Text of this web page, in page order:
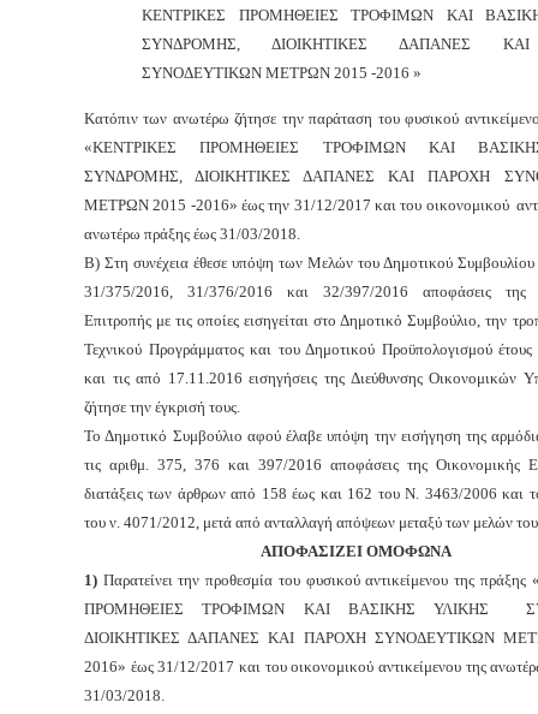
ΚΕΝΤΡΙΚΕΣ ΠΡΟΜΗΘΕΙΕΣ ΤΡΟΦΙΜΩΝ ΚΑΙ
ΣΥΝΔΡΟΜΗΣ, ΔΙΟΙΚΗΤΙΚΕΣ ΔΑΠΑΝΕΣ
ΣΥΝΟΔΕΥΤΙΚΩΝ ΜΕΤΡΩΝ 2015 -2016 »
Κατόπιν των ανωτέρω ζήτησε την παράταση τουφυσικού
«ΚΕΝΤΡΙΚΕΣ ΠΡΟΜΗΘΕΙΕΣ ΤΡΟΦΙΜΩΝ ΚΑΙ
ΣΥΝΔΡΟΜΗΣ, ΔΙΟΙΚΗΤΙΚΕΣ ΔΑΠΑΝΕΣ ΚΑΙ ΠΑΡΟΧΗ
ΜΕΤΡΩΝ 2015 -2016» έως την 31/12/2017 και του οικονομικού
ανωτέρω πράξης έως 31/03/2018.
Β) Στη συνέχεια έθεσε υπόψη των Μελών του Δημοτικού Συμβουλίου
31/375/2016, 31/376/2016 και 32/397/2016 αποφάσεις της
Επιτροπής με τις οποίες εισηγείται στο Δημοτικό Συμβούλιο, την
Τεχνικού Προγράμματος και του Δημοτικού Προϋπολογισμού
και τις από 17.11.2016 εισηγήσεις της Διεύθυνσης Οικονομικών
ζήτησε την έγκρισή τους.
Το Δημοτικό Συμβούλιο αφού έλαβε υπόψη την εισήγηση της
τις αριθμ. 375, 376 και 397/2016 αποφάσεις της Οικονομικής
διατάξεις των άρθρων από 158 έως και 162 του Ν. 3463/2006 και
του ν. 4071/2012, μετά από ανταλλαγή απόψεων μεταξύ των μελών του
ΑΠΟΦΑΣΙΖΕΙ ΟΜΟΦΩΝΑ
1) Παρατείνει την προθεσμία του φυσικού αντικείμενου της
ΠΡΟΜΗΘΕΙΕΣ ΤΡΟΦΙΜΩΝ ΚΑΙ ΒΑΣΙΚΗΣ ΥΛΙΚΗΣ
ΔΙΟΙΚΗΤΙΚΕΣ ΔΑΠΑΝΕΣ ΚΑΙ ΠΑΡΟΧΗ ΣΥΝΟΔΕΥΤΙΚΩΝ
2016» έως 31/12/2017 και του οικονομικού αντικείμενου της
31/03/2018.